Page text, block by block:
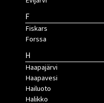
F
Fiskars
Forssa
H
Haapajärvi
Haapavesi
Hailuoto
Halikko